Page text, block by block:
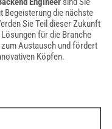
Begeisterung die nächste
Sie Teil dieser Zukunft
für die Branche
Austausch und fördert
Köpfen.